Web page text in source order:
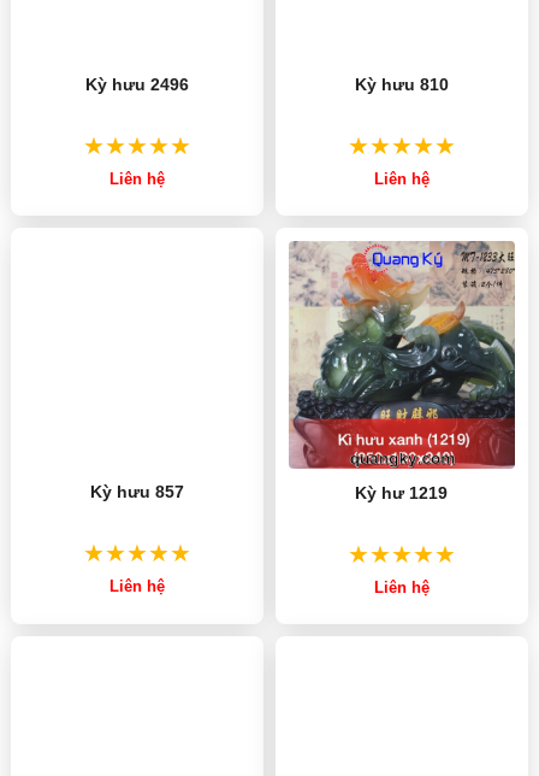
Kỳ hưu 2496
Liên hệ
Kỳ hưu 810
Liên hệ
Kỳ hưu 857
Liên hệ
Kỳ hư 1219
Liên hệ